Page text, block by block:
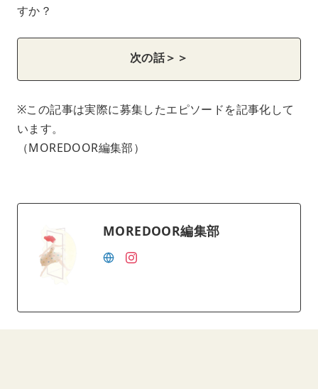
すか？
次の話＞＞
※この記事は実際に募集したエピソードを記事化して
います。
（MOREDOOR編集部）
MOREDOOR編集部